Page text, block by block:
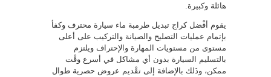
هائلة وكبيرة.
يقوم أفْضل كراج تبديل طرمبة ماء سيارة محترف وكفأ
بإتمام عمليات التصليح والصيانة والتركيب على أعلى
مستوى من مستويات المهارة والإحتراف ويلتزم
بالتسليم السيارة بدون أي مشاكل في أسرع وقْت
ممكن، وذَلك بالإضافة إلى تقْديم عروض حصرية طوال